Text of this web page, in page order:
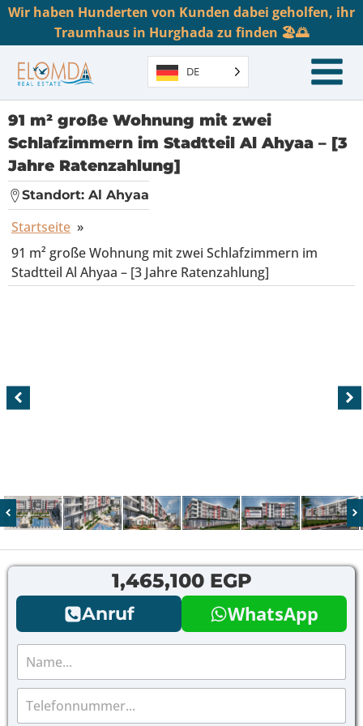
Wir haben Hunderten von Kunden dabei geholfen, ihr
Traumhaus in Hurghada zu finden 🏖️🌅
DE
91 m² große Wohnung mit zwei
Schlafzimmern im Stadtteil Al Ahyaa – [3
Jahre Ratenzahlung]
Standort: Al Ahyaa
Startseite »
91 m² große Wohnung mit zwei Schlafzimmern im
Stadtteil Al Ahyaa – [3 Jahre Ratenzahlung]
1,465,100 EGP
Anruf WhatsApp
N
m
T